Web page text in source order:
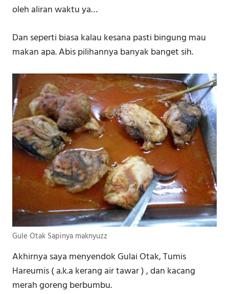
oleh aliran waktu ya…
Dan seperti biasa kalau kesana pasti bingung mau
makan apa. Abis pilihannya banyak banget sih.
Gule Otak Sapinya maknyuzz
Akhirnya saya menyendok Gulai Otak, Tumis
Hareumis ( a.k.a kerang air tawar ) , dan kacang
merah goreng berbumbu.